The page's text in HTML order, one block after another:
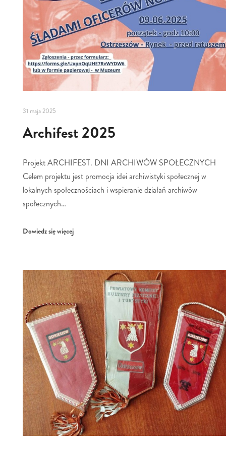
31 maja 2025
Archifest 2025
Projekt ARCHIFEST. DNI ARCHIWÓW SPOŁECZNYCH
Celem projektu jest promocja idei archiwistyki społecznej w
lokalnych społecznościach i wspieranie działań archiwów
społecznych…
Dowiedz się więcej